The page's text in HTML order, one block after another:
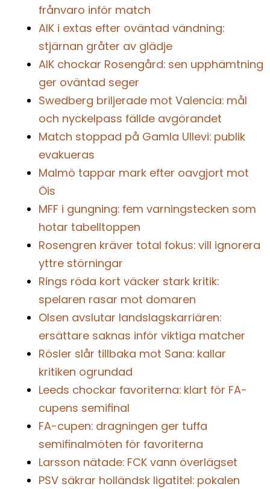
frånvaro inför match
AIK i extas efter oväntad vändning:
stjärnan gråter av glädje
AIK chockar Rosengård: sen upphämtning
ger oväntad seger
Swedberg briljerade mot Valencia: mål
och nyckelpass fällde avgörandet
Match stoppad på Gamla Ullevi: publik
evakueras
Malmö tappar mark efter oavgjort mot
Öis
MFF i gungning: fem varningstecken som
hotar tabelltoppen
Rosengren kräver total fokus: vill ignorera
yttre störningar
Rings röda kort väcker stark kritik:
spelaren rasar mot domaren
Olsen avslutar landslagskarriären:
ersättare saknas inför viktiga matcher
Rösler slår tillbaka mot Sana: kallar
kritiken ogrundad
Leeds chockar favoriterna: klart för FA-
cupens semifinal
FA-cupen: dragningen ger tuffa
semifinalmöten för favoriterna
Larsson nätade: FCK vann överlägset
PSV säkrar holländsk ligatitel: pokalen